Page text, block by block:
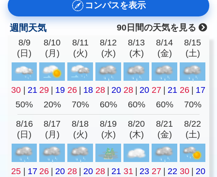
コンパスを表示
週間天気
90日間の天気を見る
8/9
(日)
8/10
(月)
8/11
(火)
8/12
(水)
8/13
(木)
8/14
(金)
8/15
(土)
30 21 29 19 26 18 28 20 28 20 27 21 26
17
50%
20% 70% 60% 60% 60% 70%
8/16
(日)
8/17
(月)
8/18
(火)
8/19
(水)
8/20
(木)
8/21
(金)
8/22
(土)
25 17 26 20 28 20 28 21 31 23 27 22 30
20